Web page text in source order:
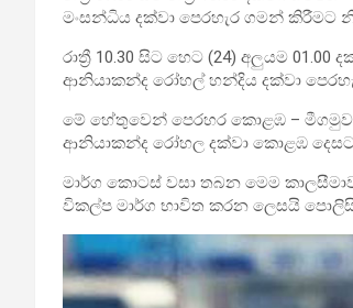
මංසන්ධිය දක්වා පෙරහැර ගමන් කිරීමට
රාත්‍රී 10.30 සිට හෙට (24) අලුයම
ආනියාකන්ද රෝහල් හන්දිය දක්වා
මේ හේතුවෙන් පෙරහර කොළඹ – මීගමුව
ආනියාකන්ද රෝහල දක්වා කොළඹ
මාර්ග කොටස් වසා තබන මෙම
විකල්ප මාර්ග භාවිත කරන ලෙසයි